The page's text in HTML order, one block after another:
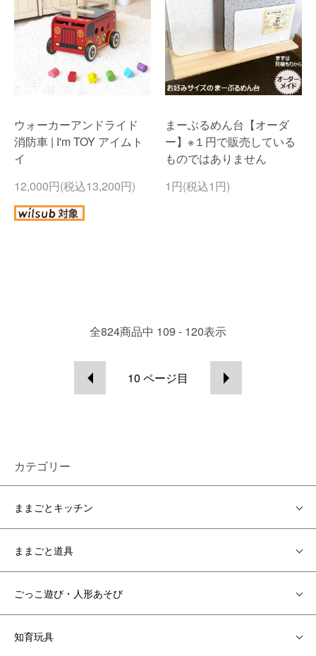
ウォーカーアンドライド
消防車 | I'm TOY アイムト
イ
12,000円(税込13,200円)
まーぶるめん台【オーダ
ー】※１円で販売している
ものではありません
1円(税込1円)
全824商品中 109 - 120表示
10 ページ目
カテゴリー
ままごとキッチン
ままごと道具
ごっこ遊び・人形あそび
知育玩具